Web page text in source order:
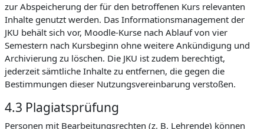
zur Abspeicherung der für den betroffenen Kurs relevanten
Inhalte genutzt werden. Das Informationsmanagement der
JKU behält sich vor, Moodle-Kurse nach Ablauf von vier
Semestern nach Kursbeginn ohne weitere Ankündigung und
Archivierung zu löschen. Die JKU ist zudem berechtigt,
jederzeit sämtliche Inhalte zu entfernen, die gegen die
Bestimmungen dieser Nutzungsvereinbarung verstoßen.
4.3 Plagiatsprüfung
Personen mit Bearbeitungsrechten (z. B. Lehrende) können